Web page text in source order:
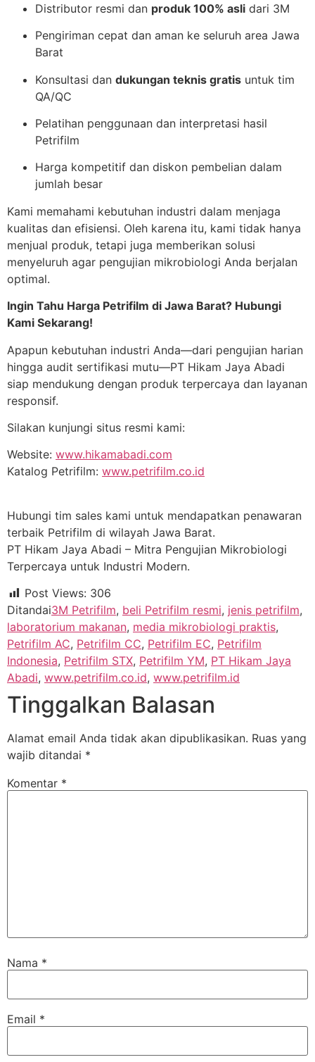
Distributor resmi dan produk 100% asli dari 3M
Pengiriman cepat dan aman ke seluruh area Jawa
Barat
Konsultasi dan dukungan teknis gratis untuk tim
QA/QC
Pelatihan penggunaan dan interpretasi hasil
Petrifilm
Harga kompetitif dan diskon pembelian dalam
jumlah besar
Kami memahami kebutuhan industri dalam menjaga
kualitas dan efisiensi. Oleh karena itu, kami tidak hanya
menjual produk, tetapi juga memberikan solusi
menyeluruh agar pengujian mikrobiologi Anda berjalan
optimal.
Ingin Tahu Harga Petrifilm di Jawa Barat? Hubungi
Kami Sekarang!
Apapun kebutuhan industri Anda—dari pengujian harian
hingga audit sertifikasi mutu—PT Hikam Jaya Abadi
siap mendukung dengan produk terpercaya dan layanan
responsif.
Silakan kunjungi situs resmi kami:
Website: www.hikamabadi.com
Katalog Petrifilm: www.petrifilm.co.id
Hubungi tim sales kami untuk mendapatkan penawaran
terbaik Petrifilm di wilayah Jawa Barat.
PT Hikam Jaya Abadi – Mitra Pengujian Mikrobiologi
Terpercaya untuk Industri Modern.
Post Views: 306
Ditandai3M Petrifilm, beli Petrifilm resmi, jenis petrifilm,
laboratorium makanan, media mikrobiologi praktis,
Petrifilm AC, Petrifilm CC, Petrifilm EC, Petrifilm
Indonesia, Petrifilm STX, Petrifilm YM, PT Hikam Jaya
Abadi, www.petrifilm.co.id, www.petrifilm.id
Tinggalkan Balasan
Alamat email Anda tidak akan dipublikasikan. Ruas yang
wajib ditandai *
Komentar *
Nama *
Email *